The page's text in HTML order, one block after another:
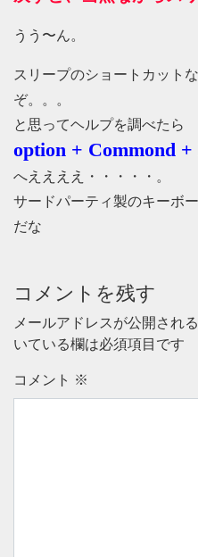
うう〜ん。
スリープのショートカット
ぞ。。。
と思ってヘルプを調べたら
option + Commond
へええええ・・・・・。
サードパーティ製のキーボ
だな
コメントを残す
メールアドレスが公開され
いている欄は必須項目です
コメント ※